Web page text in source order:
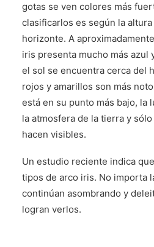
gotas se ven colores más
clasificarlos es según la
horizonte. A
iris presenta mucho más azul
el sol se encuentra cerca del
rojos y amarillos son más
está en su punto más bajo, la
la atmosfera de la tierra y
hacen visibles.
Un estudio reciente indica
tipos de arco iris. No importa
continúan asombrando y
logran verlos.